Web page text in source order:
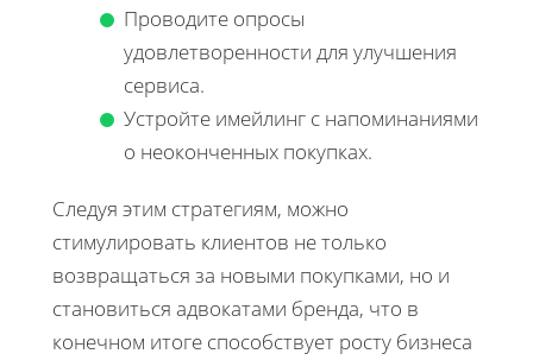
Проводите опросы
удовлетворенности для улучшения
сервиса.
Устройте имейлинг с напоминаниями
о неоконченных покупках.
Следуя этим стратегиям, можно
стимулировать клиентов не только
возвращаться за новыми покупками, но и
становиться адвокатами бренда, что в
конечном итоге способствует росту бизнеса